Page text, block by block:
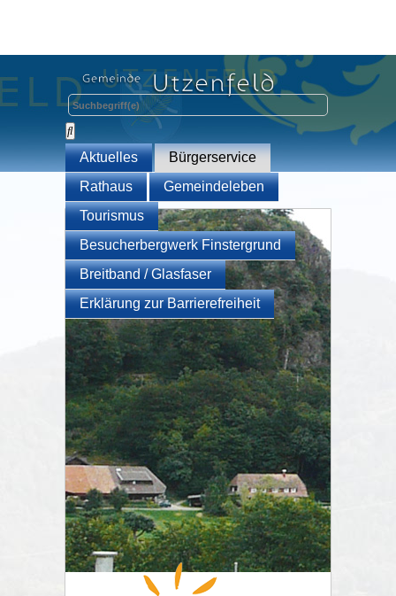
Aktuelles
Bürgerservice
Rathaus
Gemeindeleben
Tourismus
Besucherbergwerk Finstergrund
Breitband / Glasfaser
Erklärung zur Barrierefreiheit